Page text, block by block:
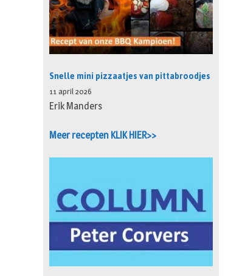
Snelle mini pizzaatjes van pittabroodjes
11 april 2026
Erik Manders
Meer recepten KLIK HIER>>